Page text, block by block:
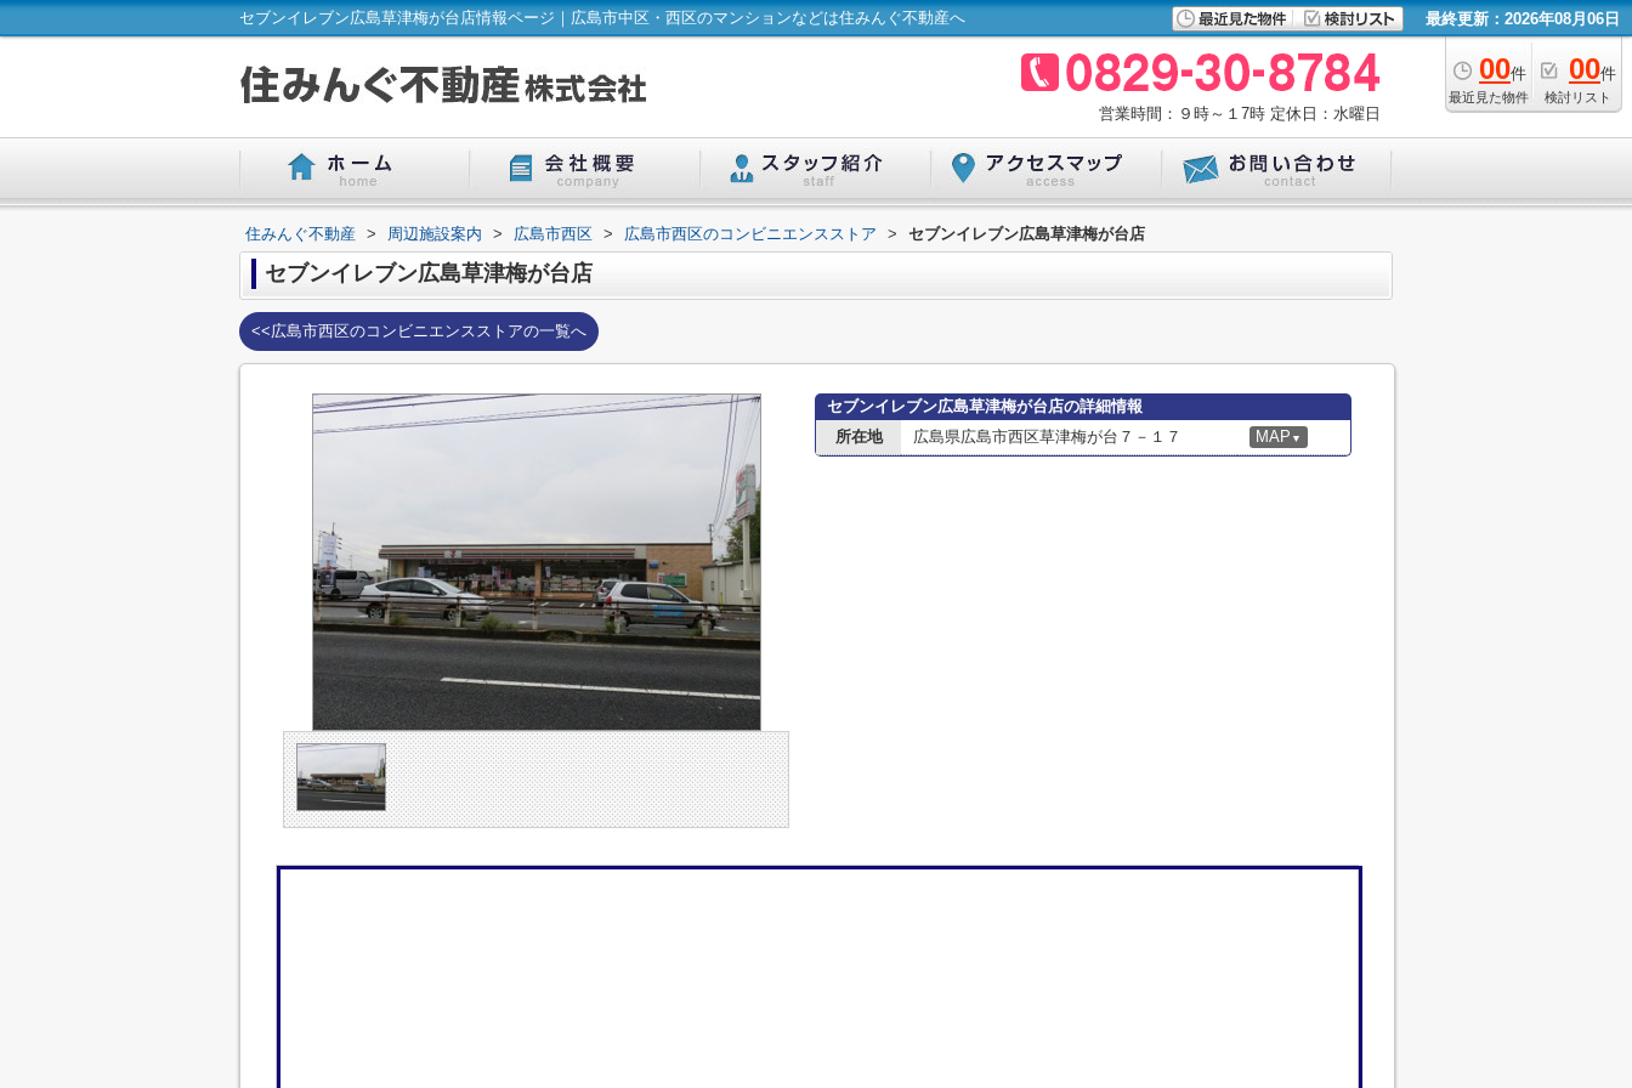
セブンイレブン広島草津梅が台店情報ページ｜広島市中区・西区のマンションなどは住みんぐ不動産へ 最終更新：2026年08月06日
00件
最近見た物件
00件
検討リスト
営業時間：９時～１7時 定休日：水曜日
住みんぐ不動産 > 周辺施設案内 > 広島市西区 > 広島市西区のコンビニエンスストア > セブンイレブン広島草津梅が台店
セブンイレブン広島草津梅が台店
<<広島市西区のコンビニエンスストアの一覧へ
セブンイレブン広島草津梅が台店の詳細情報
所在地
広島県広島市西区草津梅が台７－１７ MAP ▼